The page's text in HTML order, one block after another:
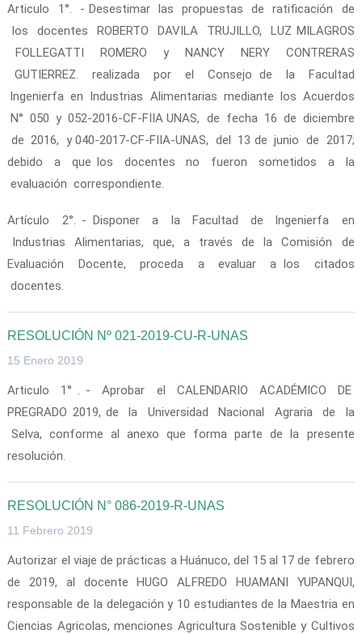
Articulo 1°. - Desestimar las propuestas de ratificación de
los docentes ROBERTO DAVILA TRUJILLO, LUZ MILAGROS
FOLLEGATTI ROMERO y NANCY NERY CONTRERAS
GUTIERREZ. realizada por el Consejo de la Facultad
lngenierfa en Industrias Alimentarias mediante los Acuerdos
N° 050 y 052-2016-CF-FIIA­ UNAS, de fecha 16 de diciembre
de 2016, y 040-2017-CF-FIIA-UNAS, del 13 de junio de 2017;
debido a que los docentes no fueron sometidos a la
evaluación correspondiente.
Artículo 2°. - Disponer a la Facultad de lngenierfa en
Industrias Alimentarias, que, a través de la Comisión de
Evaluación Docente, proceda a evaluar a los citados
docentes.
RESOLUCIÓN Nº 021-2019-CU-R-UNAS
15 Enero 2019
Articulo 1° . - Aprobar el CALENDARIO ACADÉMICO DE
PREGRADO 2019, de la Universidad Nacional Agraria de la
Selva, conforme al anexo que forma parte de la presente
resolución.
RESOLUCIÓN N° 086-2019-R-UNAS
11 Febrero 2019
Autorizar el viaje de prácticas a Huánuco, del 15 al 17 de febrero
de 2019, al docente HUGO ALFREDO HUAMANI YUPANQUI,
responsable de la delegación y 10 estudiantes de la Maestria en
Ciencias Agricolas, menciones Agricultura Sostenible y Cultivos